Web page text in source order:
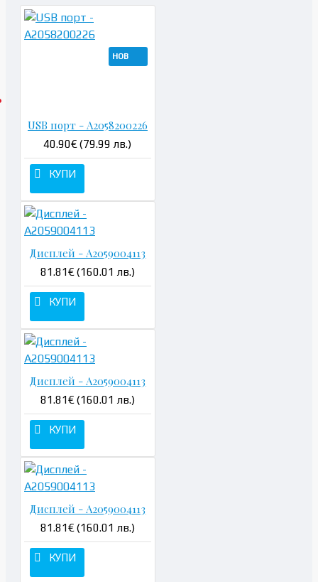
НОВ
USB порт - A2058200226
40.90€ (79.99 лв.)
КУПИ
Дисплей - A2059004113
81.81€ (160.01 лв.)
КУПИ
Дисплей - A2059004113
81.81€ (160.01 лв.)
КУПИ
Дисплей - A2059004113
81.81€ (160.01 лв.)
КУПИ